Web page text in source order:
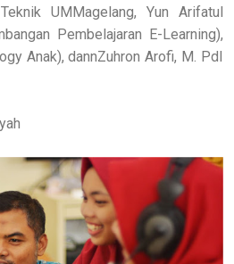
UMMagelang, Yun Arifatul
Pembelajaran E-Learning),
Anak), dannZuhron Arofi, M. PdI